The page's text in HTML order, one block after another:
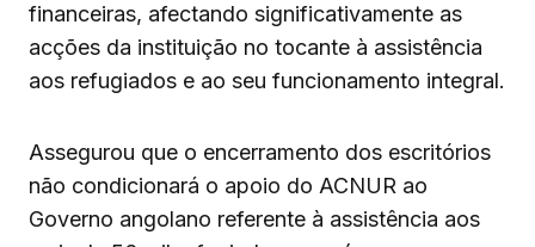
financeiras, afectando significativamente as
acções da instituição no tocante à assistência
aos refugiados e ao seu funcionamento integral.
Assegurou que o encerramento dos escritórios
não condicionará o apoio do ACNUR ao
Governo angolano referente à assistência aos